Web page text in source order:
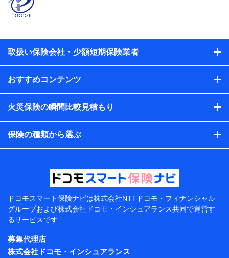
おけるユーザ登録受付および管理のため
当社又は株式会社NTTドコモと取引のあるもしくは委託を受
れらに付帯、関連する当社、株式会社NTTドコモおよび提携
会社のサービスを案内、提供するため
析して、お客さまの趣味・嗜好・傾向に応じたサービス・商
各種セミナーの開催のため
コンサルティングサービスの実施のため
アンケートやキャンペーン等の実施のため
上記に係る案内・手続き・管理等付帯業務を行うため
当該個人データを取り扱う各共同利用者（詳細は次のと
東京都千代田区永田町2丁目11番1号 山王パークタワー
株式会社NTTドコモ 代表取締役社長 前田 義晃
東京都中央区日本橋人形町2-14-10 アーバンネット日
本橋ビル 3F
取扱い保険会社・少額短期保険業者
おすすめコンテンツ
火災保険の瞬間比較見積もり
保険の種類から選ぶ
ドコモスマート保険ナビは株式会社NTTドコモ・フィナンシャル
グループおよび株式会社ドコモ・インシュアランス共同で運営す
るサービスです
募集代理店
株式会社ドコモ・インシュアランス